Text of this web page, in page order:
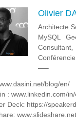
Olivier
Architecte
MySQL
Consultant,
—–
blog/en/
: www.linkedin.com/
Deck: https://